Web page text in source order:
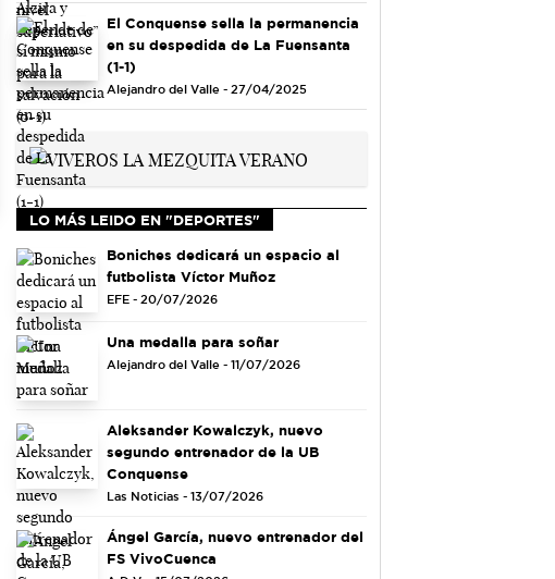
El Conquense sella la permanencia
en su despedida de La Fuensanta
(1-1)
Alejandro del Valle - 27/04/2025
LO MÁS LEIDO EN "DEPORTES"
Boniches dedicará un espacio al
futbolista Víctor Muñoz
EFE - 20/07/2026
Una medalla para soñar
Alejandro del Valle - 11/07/2026
Aleksander Kowalczyk, nuevo
segundo entrenador de la UB
Conquense
Las Noticias - 13/07/2026
Ángel García, nuevo entrenador del
FS VivoCuenca